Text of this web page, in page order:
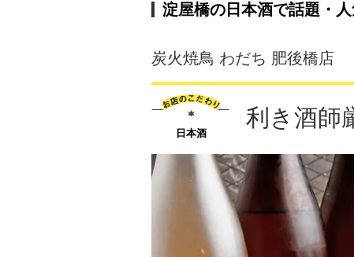
淀屋橋の日本酒で話題・
炭火焼鳥 わだち 肥後橋店
日本酒
利き酒師